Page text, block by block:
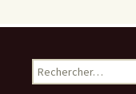
Rechercher :